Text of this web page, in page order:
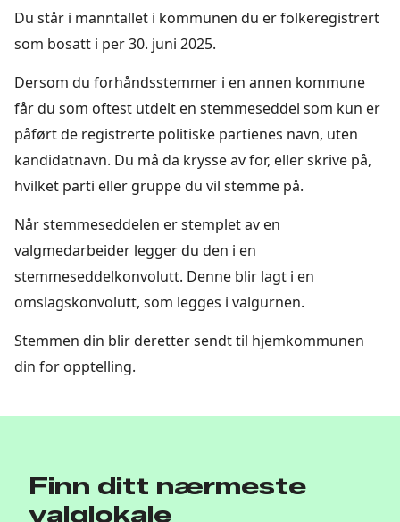
Du står i manntallet i kommunen du er folkeregistrert
som bosatt i per 30. juni 2025.
Dersom du forhåndsstemmer i en annen kommune
får du som oftest utdelt en stemmeseddel som kun er
påført de registrerte politiske partienes navn, uten
kandidatnavn. Du må da krysse av for, eller skrive på,
hvilket parti eller gruppe du vil stemme på.
Når stemmeseddelen er stemplet av en
valgmedarbeider legger du den i en
stemmeseddelkonvolutt. Denne blir lagt i en
omslagskonvolutt, som legges i valgurnen.
Stemmen din blir deretter sendt til hjemkommunen
din for opptelling.
Finn ditt nærmeste
valglokale